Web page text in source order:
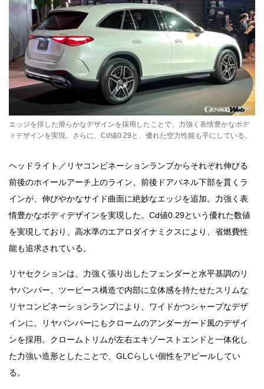
エッジを排した滑らかなデザインを採用したことで、力強く表情豊かなボデ
ィデザインを実現。さらに、Cd値0.29と、優れた空力性能も手にしている。
ヘッドライト／リヤコンビネーションランプからそれぞれ伸びる
前後のホイールアーチ上のライン、前後ドアパネル下部を貫くラ
インが、伸びやかなサイド曲面に絶妙なエッジを追加。力強く表
情豊かなボディデザインを実現した。Cd値0.29という優れた数値
を実現しており、高水準のエアロダイナミクスにより、省燃費性
能も追求されている。
リヤセクションは、力強く張り出したフェンダーと水平基調のリ
ヤバンパー、ツーピース構造で内部に立体感を持たせたスリムな
リヤコンビネーションランプにより、ワイドかつシャープなデザ
インに。リヤバンパーにもクロームのアンダーガード風のデザイ
ンを採用。クロームトリムが左右エキゾーストエンドと一体化し
た力強い造形としたことで、GLCらしい個性をアピールしてい
る。